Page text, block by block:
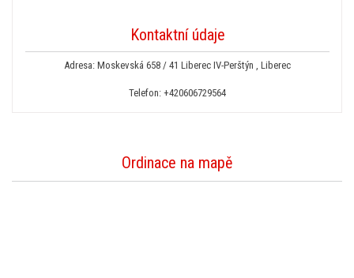
Kontaktní údaje
Adresa: Moskevská 658 / 41 Liberec IV-Perštýn , Liberec
Telefon: +420606729564
Ordinace na mapě